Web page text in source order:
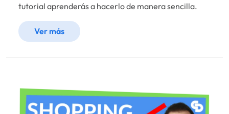
tutorial aprenderás a hacerlo de manera sencilla.
Ver más